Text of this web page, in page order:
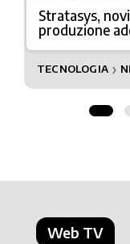
Stratasys,
produzione
TECNOLOGIA ❯
Web TV